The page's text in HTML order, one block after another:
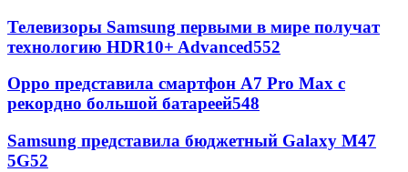
Телевизоры Samsung первыми в мире получат
технологию HDR10+ Advanced552
Oppo представила смартфон A7 Pro Max с
рекордно большой батареей548
Samsung представила бюджетный Galaxy M47
5G52